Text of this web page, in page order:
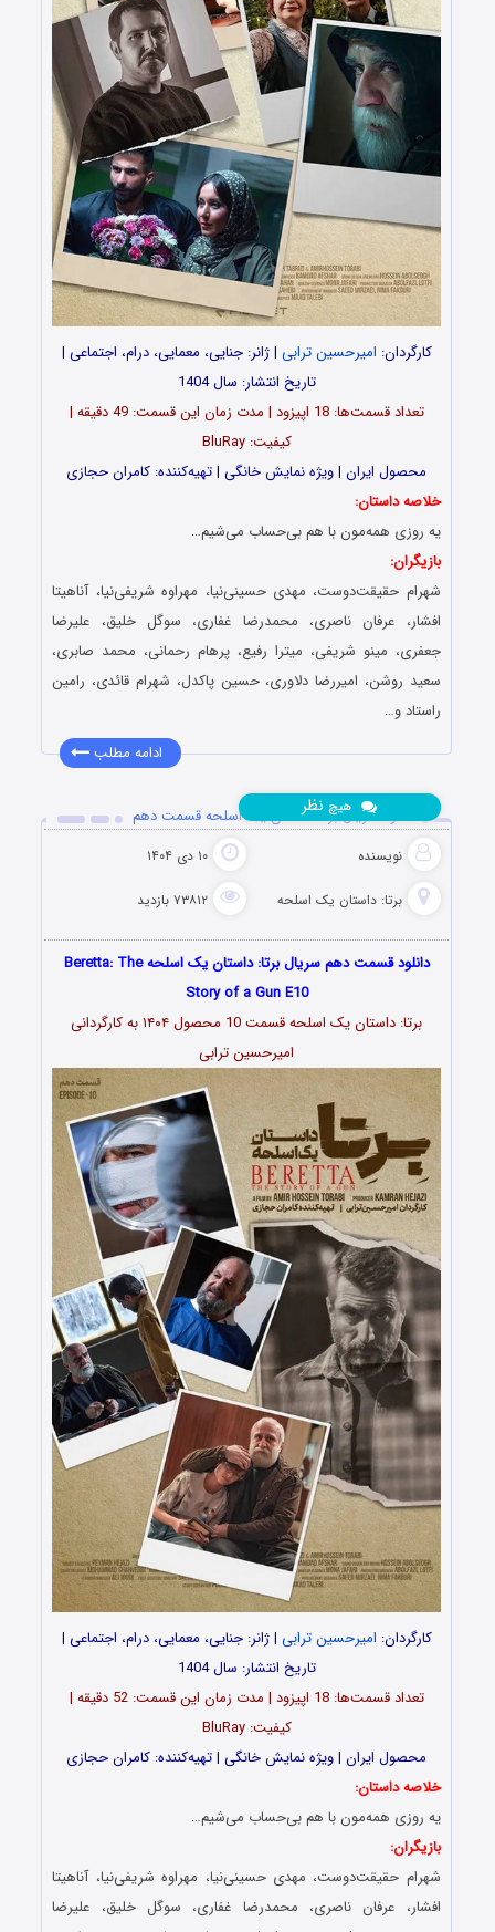
کارگردان: امیرحسین ترابی | ژانر: جنایی، معمایی، درام، اجتماعی |
تاریخ انتشار: سال 1404
تعداد قسمت‌ها: 18 اپیزود | مدت زمان این قسمت: 49 دقیقه |
کیفیت: BluRay
محصول ایران | ویژه نمایش خانگی | تهیه‌کننده: کامران حجازی
خلاصه داستان:
یه روزی همه‌مون با هم بی‌حساب می‌شیم…
بازیگران:
شهرام حقیقت‌دوست، مهدی حسینی‌نیا، مهراوه شریفی‌نیا، آناهیتا
افشار، عرفان ناصری، محمدرضا غفاری، سوگل خلیق، علیرضا
جعفری، مینو شریفی، میترا رفیع، پرهام رحمانی، محمد صابری،
سعید روشن، امیررضا دلاوری، حسین پاکدل، شهرام قائدی، رامین
راستاد و…
ادامه مطلب
دانلود سریال برتا: داستان یک اسلحه قسمت دهم
نویسنده ۱۰ دی ۱۴۰۴
برتا: داستان یک اسلحه ۷۳۸۱۲ بازدید
هیچ نظر
دانلود قسمت دهم سریال برتا: داستان یک اسلحه ‌Beretta: The
Story of a Gun E10
برتا: داستان یک اسلحه قسمت 10 محصول ۱۴۰۴ به کارگردانی
امیرحسین ترابی
کارگردان: امیرحسین ترابی | ژانر: جنایی، معمایی، درام، اجتماعی |
تاریخ انتشار: سال 1404
تعداد قسمت‌ها: 18 اپیزود | مدت زمان این قسمت: 52 دقیقه |
کیفیت: BluRay
محصول ایران | ویژه نمایش خانگی | تهیه‌کننده: کامران حجازی
خلاصه داستان:
یه روزی همه‌مون با هم بی‌حساب می‌شیم…
بازیگران:
شهرام حقیقت‌دوست، مهدی حسینی‌نیا، مهراوه شریفی‌نیا، آناهیتا
افشار، عرفان ناصری، محمدرضا غفاری، سوگل خلیق، علیرضا